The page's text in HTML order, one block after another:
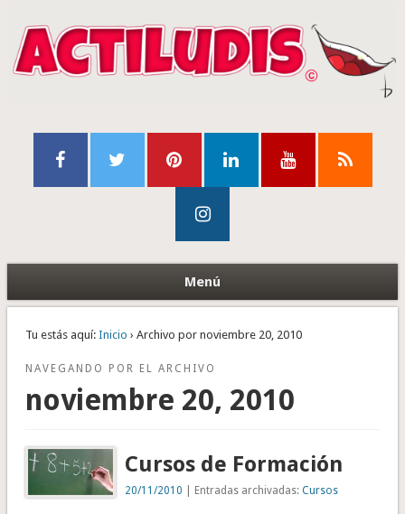
Menú
Tu estás aquí: Inicio › Archivo por noviembre 20, 2010
NAVEGANDO POR EL ARCHIVO
noviembre 20, 2010
Cursos de Formación
20/11/2010 | Entradas archivadas:Cursos